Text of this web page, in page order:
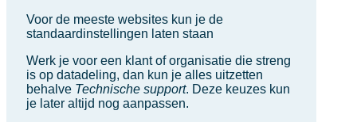
Voor de meeste websites kun je de
standaardinstellingen laten staan
Werk je voor een klant of organisatie die streng
is op datadeling, dan kun je alles uitzetten
behalve Technische support. Deze keuzes kun
je later altijd nog aanpassen.